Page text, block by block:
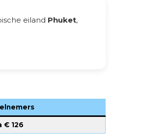
eiland Phuket,
€ 126